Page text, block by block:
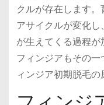
クルが存在します
アサイクルが変化
が生えてくる過程が
フィンジアもその
ィンジア初期脱毛の